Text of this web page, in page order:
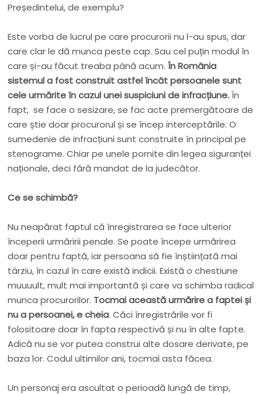
Președintelui, de exemplu?
Este vorba de lucrul pe care procurorii nu l-au spus, dar
care clar le dă munca peste cap. Sau cel puțin modul în
care și-au făcut treaba până acum.În România
sistemul a fost construit astfel încât persoanele sunt
cele urmărite în cazul unei suspiciuni de infracțiune.În
fapt, se face o sesizare, se fac acte premergătoare de
care știe doar procurorul și se încep interceptările. O
sumedenie de infracțiuni sunt construite în principal pe
stenograme. Chiar pe unele pornite din legea siguranței
naționale, deci fără mandat de la judecător.
Ce se schimbă?
Nu neapărat faptul că înregistrarea se face ulterior
începerii urmăririi penale. Se poate începe urmărirea
doar pentru faptă, iar persoana să fie înștiințată mai
târziu, în cazul în care există indicii. Există o chestiune
muuuult, mult mai importantă și care va schimba radical
munca procurorilor. Tocmai această urmărire a faptei și
nu a persoanei, e cheia. Căci înregistrările vor fi
folositoare doar în fapta respectivă și nu în alte fapte.
Adică nu se vor putea construi alte dosare derivate, pe
baza lor. Codul ultimilor ani, tocmai asta făcea.
Un personaj era ascultat o perioadă lungă de timp,